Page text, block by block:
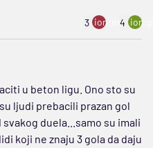
3 ion:minus
4
u beton ligu. Ono sto su
ljudi prebacili prazan gol
duela...samo su imali
koji ne znaju 3 gola da daju